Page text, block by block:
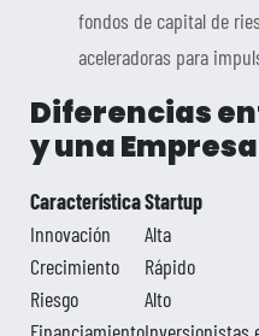
fondos de capital de
aceleradoras para
Diferencias
y una
CaracterísticaStartup
Innovación
Alta
Crecimiento
Rápido
Riesgo
Alto